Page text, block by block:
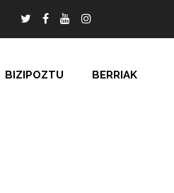
BIZIPOZTU BERRIAK